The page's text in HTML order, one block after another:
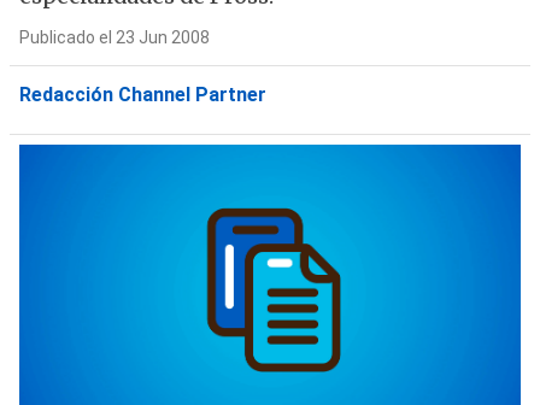
Publicado el 23 Jun 2008
Redacción Channel Partner